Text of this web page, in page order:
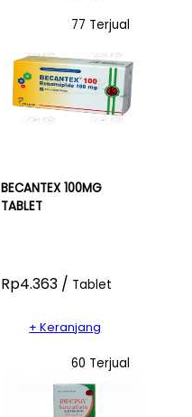
77 Terjual
BECANTEX 100MG
TABLET
Rp4.363 / Tablet
+ Keranjang
60 Terjual